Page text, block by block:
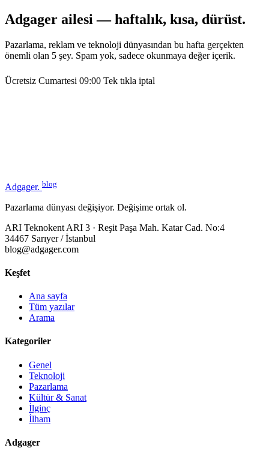
Adgager ailesi — haftalık, kısa, dürüst.
Pazarlama, reklam ve teknoloji dünyasından bu hafta gerçekten
önemli olan 5 şey. Spam yok, sadece okunmaya değer içerik.
Ücretsiz Cumartesi 09:00 Tek tıkla iptal
Adgager. blog
Pazarlama dünyası değişiyor. Değişime ortak ol.
ARI Teknokent ARI 3 · Reşit Paşa Mah. Katar Cad. No:4
34467 Sarıyer / İstanbul
blog@adgager.com
Keşfet
Ana sayfa
Tüm yazılar
Arama
Kategoriler
Genel
Teknoloji
Pazarlama
Kültür & Sanat
İlginç
İlham
Adgager